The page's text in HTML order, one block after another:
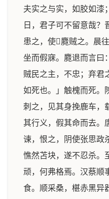
夫实之与实，如胶如漆
日，君子可不留意哉？
患之，使𬬺麑贼之。晨
坐而假寐。麑退而言曰
贼民之主，不忠；弃君
如死也。」触槐而死。
刺之，见其身挽鹿车，
其行义，假其命而去。
谏，恨之，阴使张思政
憔然苫块，遂不忍杀。
顽，何弗格焉。汉蔡顺
食。顺采桑，椹赤黑异